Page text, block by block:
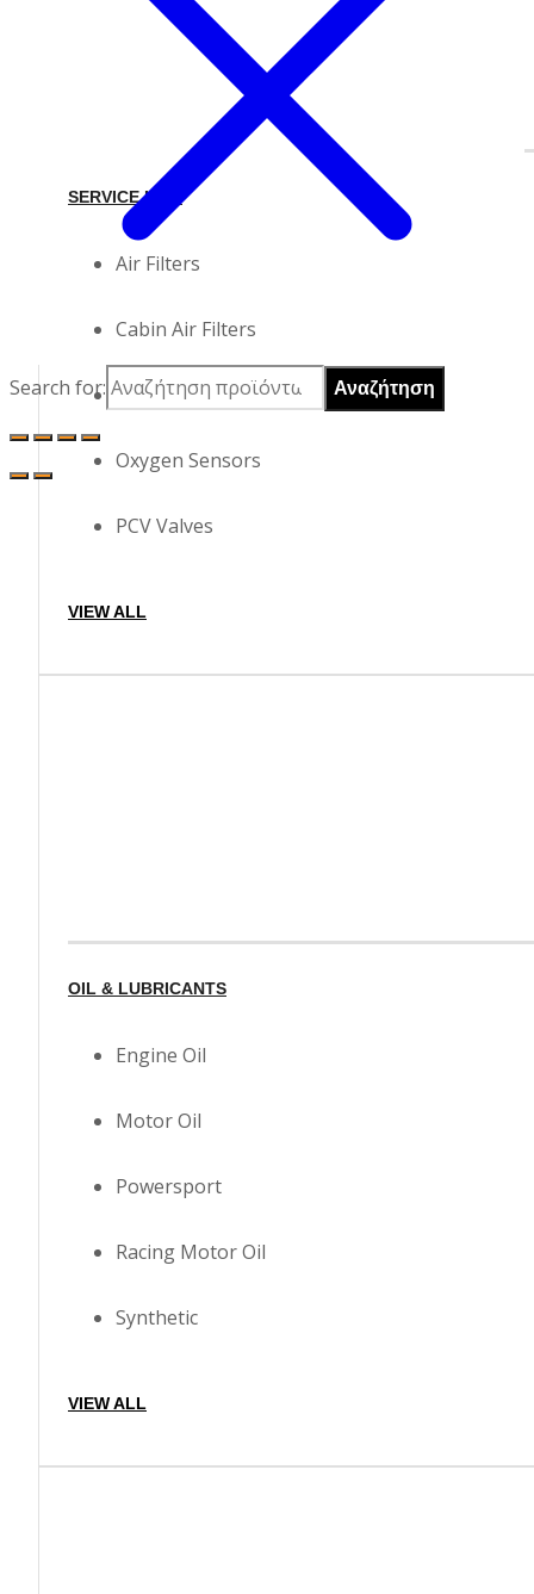
SERVICE KITS
Air Filters
Cabin Air Filters
Oil Filters
Oxygen Sensors
PCV Valves
VIEW ALL
OIL & LUBRICANTS
Engine Oil
Motor Oil
Powersport
Racing Motor Oil
Synthetic
VIEW ALL
Search for: